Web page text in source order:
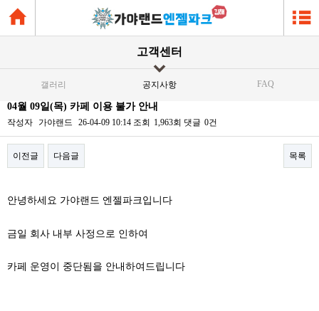
고객센터
갤러리 공지사항 FAQ
04월 09일(목) 카페 이용 불가 안내
작성자 가야랜드 26-04-09 10:14 조회 1,963회 댓글 0건
이전글 다음글 목록
안녕하세요 가야랜드 엔젤파크입니다
금일 회사 내부 사정으로 인하여
카페 운영이 중단됨을 안내하여드립니다